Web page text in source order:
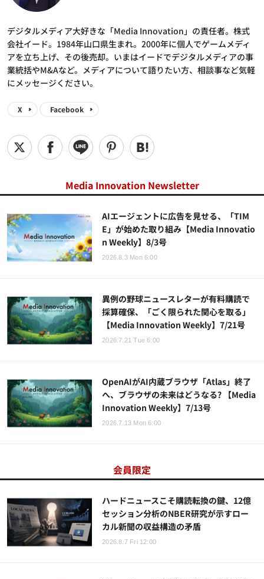
デジタルメディア大好きな「Media Innovation」の責任者。株式
会社イード。1984年山口県生まれ。2000年に個人でゲームメディ
アを立ち上げ、その後売却。いまはイードでデジタルメディアの事
業統括やM&Aなど。メディアについて語りたい方、相談事など気軽
にメッセージください。
X Facebook
Media Innovation Newsletter
AIエージェントに広告を見せる、「TIM
E」が始めた取り組み【Media Innovatio
n Weekly】8/3号
2026.8.3 Mon 6:00
異例の野球ニュースレターが有料購読で
採算確保、「ごく限られた関心を取る」
【Media Innovation Weekly】7/21号
2026.7.21 Tue 6:00
OpenAIがAI内蔵ブラウザ「Atlas」終了
へ、ブラウザの未来はどうなる? 【Media
Innovation Weekly】7/13号
2026.7.13 Mon 6:00
会員限定
ハードニュースこそ購読転換の鍵、12億
セッション分析のNBER研究が示すロー
カル新聞の収益構造の矛盾
2026.8.7 Fri 12:00